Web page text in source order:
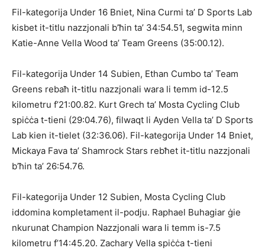
Fil-kategorija Under 16 Bniet, Nina Curmi ta’ D Sports Lab
kisbet it-titlu nazzjonali b’ħin ta’ 34:54.51, segwita minn
Katie-Anne Vella Wood ta’ Team Greens (35:00.12).
Fil-kategorija Under 14 Subien, Ethan Cumbo ta’ Team
Greens rebaħ it-titlu nazzjonali wara li temm id-12.5
kilometru f’21:00.82. Kurt Grech ta’ Mosta Cycling Club
spiċċa t-tieni (29:04.76), filwaqt li Ayden Vella ta’ D Sports
Lab kien it-tielet (32:36.06). Fil-kategorija Under 14 Bniet,
Mickaya Fava ta’ Shamrock Stars rebħet it-titlu nazzjonali
b’ħin ta’ 26:54.76.
Fil-kategorija Under 12 Subien, Mosta Cycling Club
iddomina kompletament il-podju. Raphael Buhagiar ġie
nkurunat Champion Nazzjonali wara li temm is-7.5
kilometru f’14:45.20. Zachary Vella spiċċa t-tieni